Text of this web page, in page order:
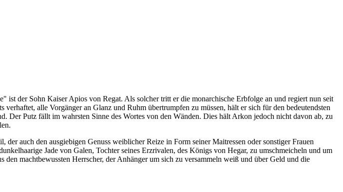
der Sohn Kaiser Apios von Regat. Als solcher tritt er die monarchische Erbfolge an und regiert nun seit
alle Vorgänger an Glanz und Ruhm übertrumpfen zu müssen, hält er sich für den bedeutendsten
Der Putz fällt im wahrsten Sinne des Wortes von den Wänden. Dies hält Arkon jedoch nicht davon ab, zu
auch den ausgiebigen Genuss weiblicher Reize in Form seiner Maitressen oder sonstiger Frauen
Jade von Galen, Tochter seines Erzrivalen, des Königs von Hegar, zu umschmeicheln und um
machtbewussten Herrscher, der Anhänger um sich zu versammeln weiß und über Geld und die